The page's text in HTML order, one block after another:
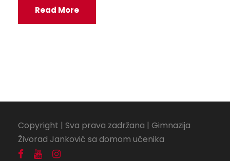
Read More
Copyright | Sva prava zadržana | Gimnazija
Živorad Janković sa domom učenika